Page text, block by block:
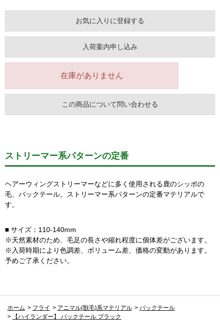
お気に入りに登録する
入荷案内申し込み
在庫がありません
この商品について問い合わせる
ストリーマー系パターンの定番
ヘアーウィングストリーマーなどに多く使用される鹿のシッポの
毛、バックテール。ストリーマー系パターンの定番マテリアルで
す。
■ サイズ：110-140mm
※天然素材のため、毛足の長さや縮れ程度に個体差がございます。
※入荷時期により色調差、ボリューム差、価格の変動があります。
予めご了承ください。
ホーム > フライ > アニマル(獣毛)系マテリアル > バックテール
>
【ハイランダー】 バックテール ブラック